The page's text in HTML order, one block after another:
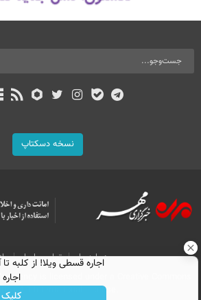
نسخه دسکتاپ
درباره ما تماس با ما
Agency is licensed under a Creative Commons
4.0 International License.